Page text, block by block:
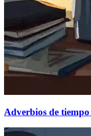
Adverbios de